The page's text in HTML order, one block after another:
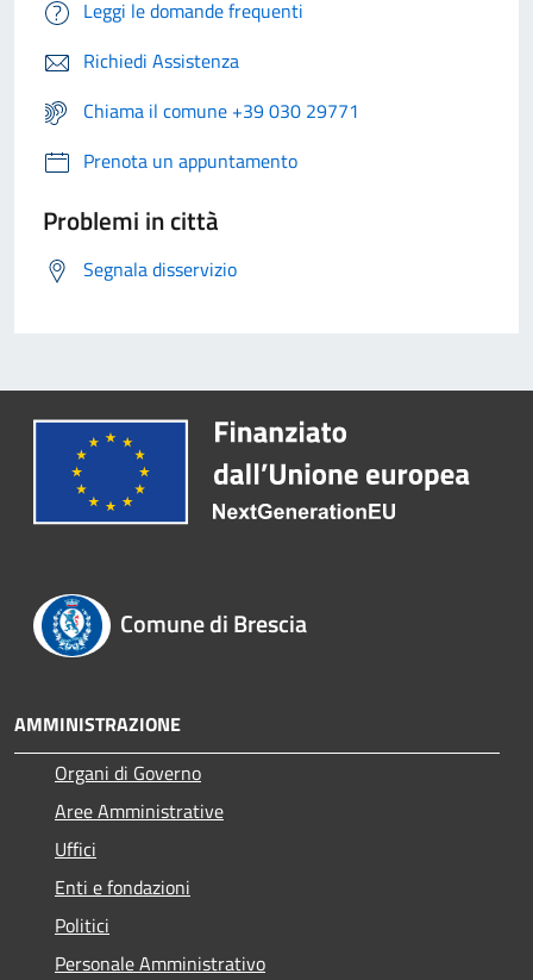
Leggi le domande frequenti
Richiedi Assistenza
Chiama il comune +39 030 29771
Prenota un appuntamento
Problemi in città
Segnala disservizio
Comune di Brescia
AMMINISTRAZIONE
Organi di Governo
Aree Amministrative
Uffici
Enti e fondazioni
Politici
Personale Amministrativo